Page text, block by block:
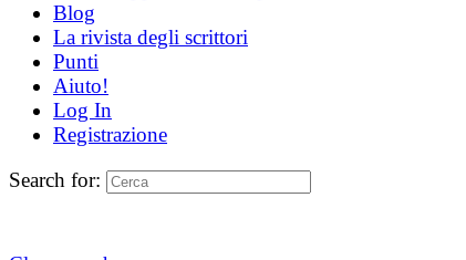
Blog
La rivista degli scrittori
Punti
Aiuto!
Log In
Registrazione
Search for: